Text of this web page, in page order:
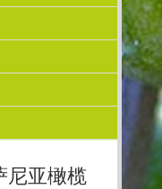
尼亚橄榄